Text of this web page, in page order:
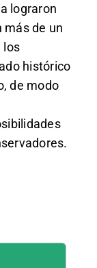
lograron
más de un
los
histórico
de modo